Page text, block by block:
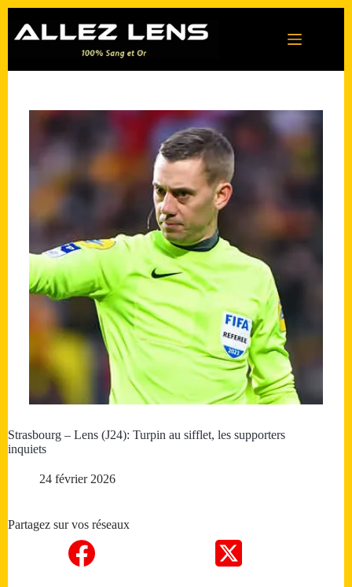
contenu
Strasbourg – Lens (J24): Turpin au sifflet, les supporters
inquiets
24 février 2026
Partagez sur vos réseaux